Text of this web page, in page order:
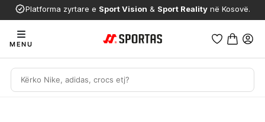
Platforma zyrtare e Sport Vision & Sport Reality në Kosovë.
MENU